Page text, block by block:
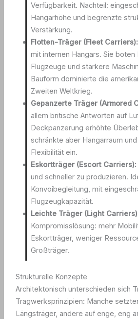
Verfügbarkeit. Nachteil:
Hangarhöhe und begrenzte
Verstärkung.
Flotten-Träger (Fleet Carriers):
mit internen Hangars. Sie boten
Flugzeuge und stärkere
Bauform dominierte die
Zweiten Weltkrieg.
Gepanzerte Träger (Armored
allem britische Antworten auf
Deckpanzerung erhöhte
schränkte aber Hangarraum
Flexibilität ein.
Eskortträger (Escort Carriers):
und schneller zu produzieren.
Konvoibegleitung, mit
Flugzeugkapazität.
Leichte Träger (Light
Kompromisslösung: mehr
Eskortträger, weniger
Großträger.
Strukturelle Konzepte
Architektonisch unterschieden sich
Tragwerksprinzipien: Manche
Längsträger, andere auf enge, eng